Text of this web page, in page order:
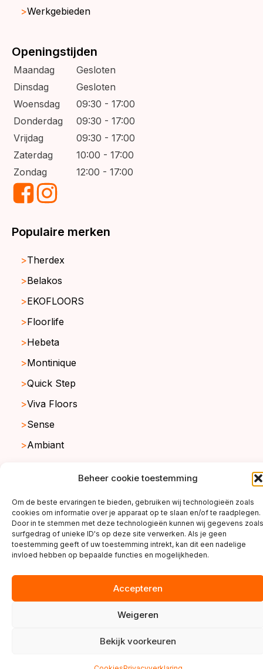
Beheer cookie toestemming
Om de beste ervaringen te bieden, gebruiken wij technologieën zoals
cookies om informatie over je apparaat op te slaan en/of te raadplegen.
Door in te stemmen met deze technologieën kunnen wij gegevens zoals
surfgedrag of unieke ID's op deze site verwerken. Als je geen
toestemming geeft of uw toestemming intrekt, kan dit een nadelige
invloed hebben op bepaalde functies en mogelijkheden.
Accepteren
Weigeren
Bekijk voorkeuren
Werkgebieden
Openingstijden
Maandag
Gesloten
Dinsdag
Gesloten
Woensdag
09:30 - 17:00
Donderdag
09:30 - 17:00
Vrijdag
09:30 - 17:00
Zaterdag
10:00 - 17:00
Zondag
12:00 - 17:00
Populaire merken
Therdex
Belakos
EKOFLOORS
Floorlife
Hebeta
Montinique
Quick Step
Viva Floors
Sense
Ambiant